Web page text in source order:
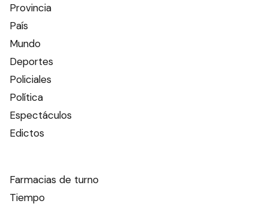
Provincia
País
Mundo
Deportes
Policiales
Política
Espectáculos
Edictos
Farmacias de turno
Tiempo